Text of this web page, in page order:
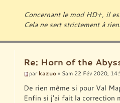
Concernant le mod HD+, il
Cela ne sert strictement à
Re: Horn of the
par kazuo » Sam 22 Fév 2020,
De rien même si pour Val
Enfin si j'ai fait la correction